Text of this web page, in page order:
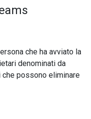
che ha avviato la
denominati da
possono eliminare